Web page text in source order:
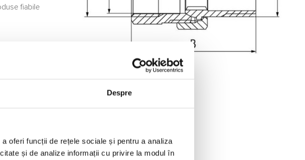
Despre
oferi funcții de rețele sociale și pentru a analiza
și de analize informații cu privire la modul în
fiabile